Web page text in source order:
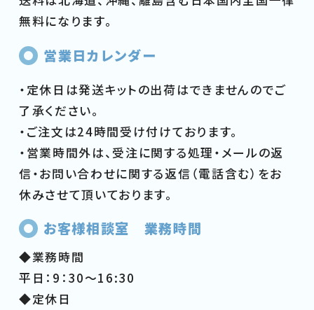
無料になります。
営業日カレンダー
・定休日は発送キットの出荷はできませんのでご
了承ください。
・ご注文は24時間受け付けております。
・営業時間外は、受注に関する処理・メールの返
信・お問い合わせに関する返信（電話含む）をお
休みさせて頂いております。
お客様相談室 業務時間
◆業務時間
平日：9：30～16:30
◆定休日